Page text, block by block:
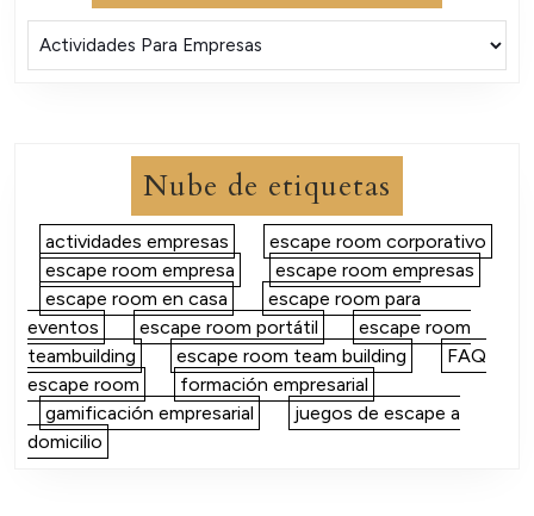
Nube de etiquetas
actividades empresas
escape room corporativo
escape room empresa
escape room empresas
escape room en casa
escape room para
eventos
escape room portátil
escape room
teambuilding
escape room team building
FAQ
escape room
formación empresarial
gamificación empresarial
juegos de escape a
domicilio